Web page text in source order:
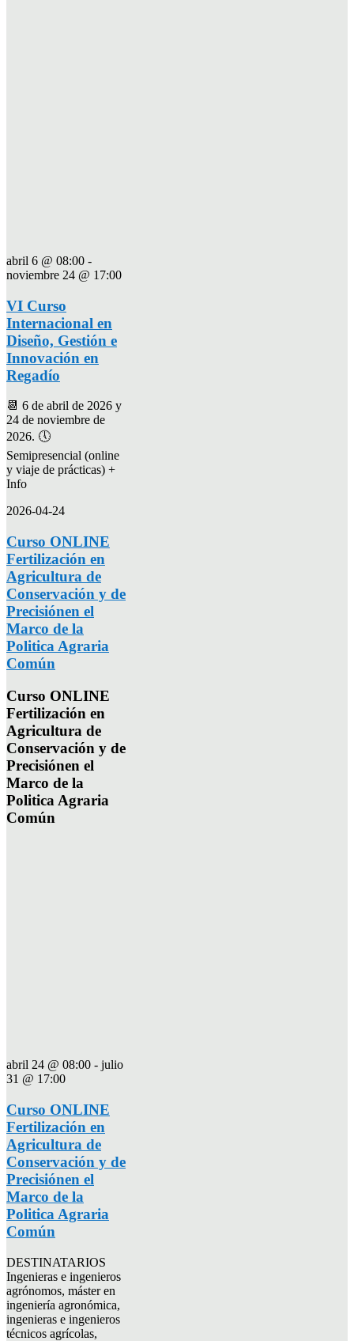
abril 6 @ 08:00 -
noviembre 24 @ 17:00
VI Curso
Internacional en
Diseño, Gestión e
Innovación en
Regadío
📆 6 de abril de 2026 y
24 de noviembre de
2026. 🕔
Semipresencial (online
y viaje de prácticas) +
Info
2026-04-24
Curso ONLINE
Fertilización en
Agricultura de
Conservación y de
Precisiónen el
Marco de la
Politica Agraria
Común
Curso ONLINE
Fertilización en
Agricultura de
Conservación y de
Precisiónen el
Marco de la
Politica Agraria
Común
abril 24 @ 08:00 - julio
31 @ 17:00
Curso ONLINE
Fertilización en
Agricultura de
Conservación y de
Precisiónen el
Marco de la
Politica Agraria
Común
DESTINATARIOS
Ingenieras e ingenieros
agrónomos, máster en
ingeniería agronómica,
ingenieras e ingenieros
técnicos agrícolas,